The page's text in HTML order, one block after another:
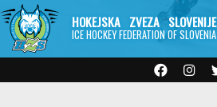
HOKEJSKA ZVEZA SLOVENIJE
ICE HOCKEY FEDERATION OF SLOVENIA